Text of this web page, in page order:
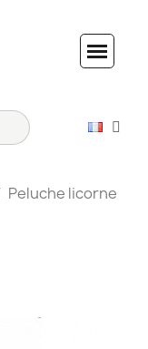
Peluche licorne